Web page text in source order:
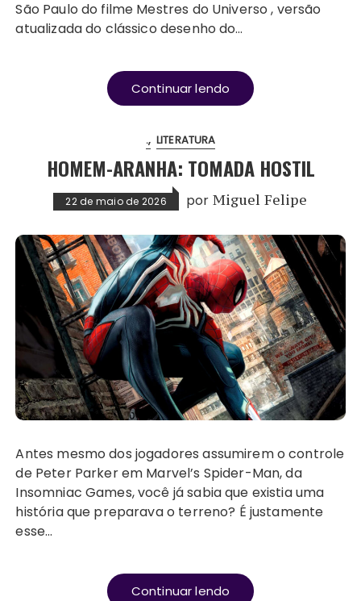
São Paulo do filme Mestres do Universo , versão
atualizada do clássico desenho do…
Continuar lendo
. LITERATURA
HOMEM-ARANHA: TOMADA HOSTIL
22 de maio de 2026 por Miguel Felipe
Antes mesmo dos jogadores assumirem o controle
de Peter Parker em Marvel’s Spider-Man, da
Insomniac Games, você já sabia que existia uma
história que preparava o terreno? É justamente
esse…
Continuar lendo